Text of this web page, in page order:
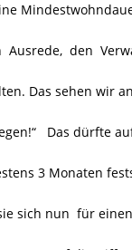
Ausrede, den
Das sehen wir
Das dürfte
3 Monaten
sich nun für einen